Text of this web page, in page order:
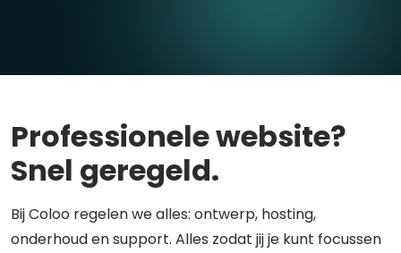
Professionele website?
Snel geregeld.
Bij Coloo regelen we alles: ontwerp, hosting,
onderhoud en support. Alles zodat jij je kunt focussen